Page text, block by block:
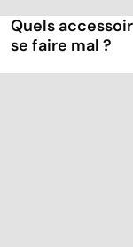
Quels
se faire mal ?